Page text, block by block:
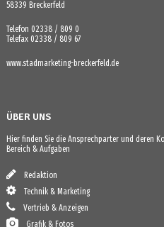
58339 Breckerfeld
Telefon 02338 / 809 0
Telefax 02338 / 809 67
www.stadmarketing-breckerfeld.de
ÜBER UNS
Hier finden Sie die Ansprechparter und deren
Bereich & Aufgaben
Redaktion
Technik & Marketing
Vertrieb & Anzeigen
Grafik & Fotos